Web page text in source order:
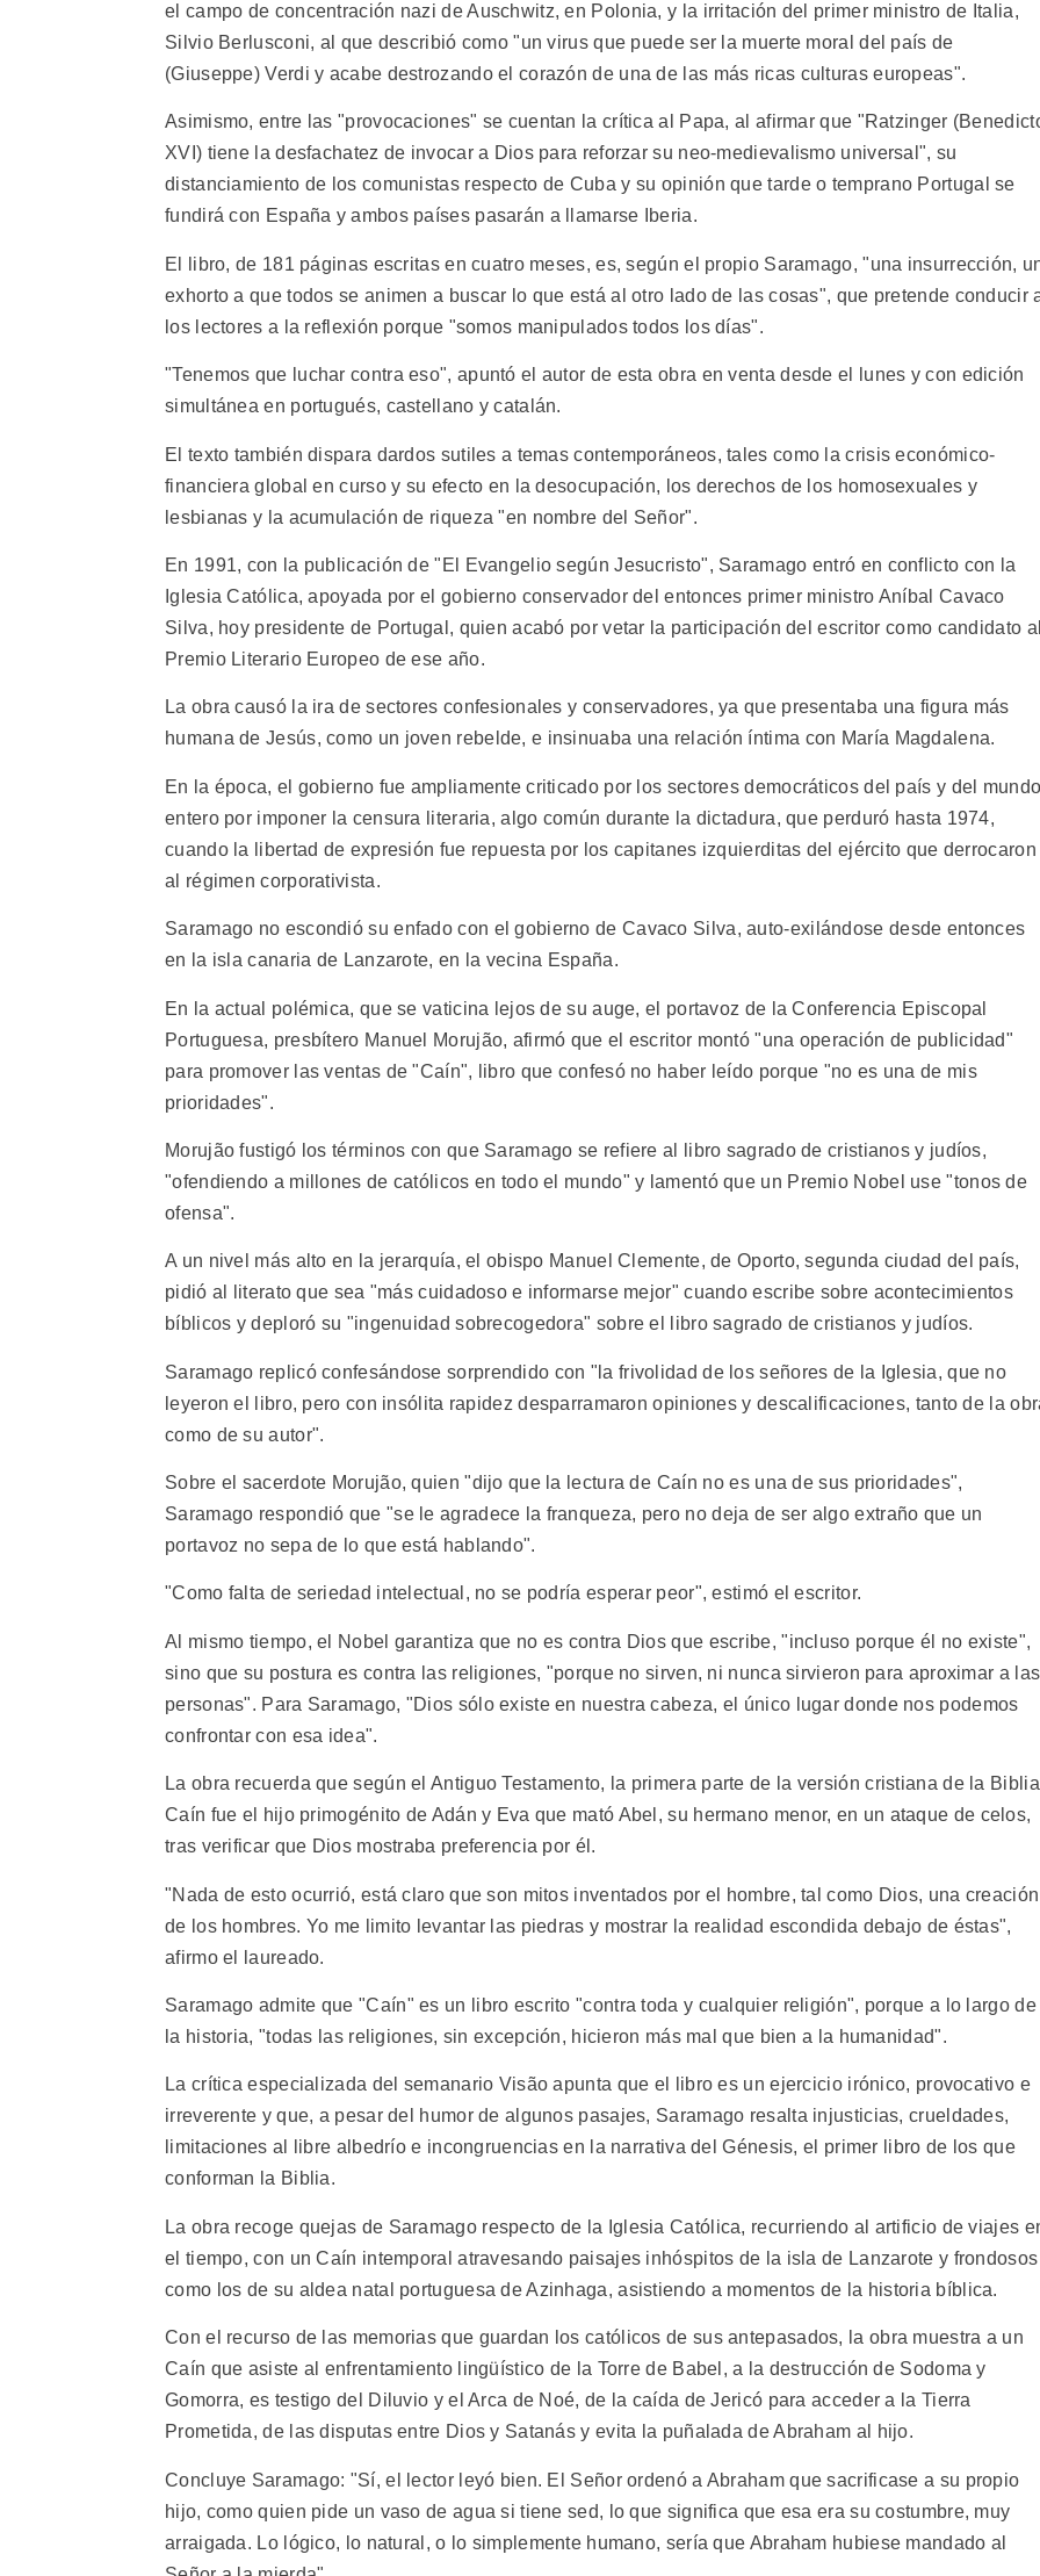
el campo de concentración nazi de Auschwitz, en Polonia, y la irritación del primer ministro de Italia,
Silvio Berlusconi, al que describió como "un virus que puede ser la muerte moral del país de
(Giuseppe) Verdi y acabe destrozando el corazón de una de las más ricas culturas europeas".
Asimismo, entre las "provocaciones" se cuentan la crítica al Papa, al afirmar que "Ratzinger
XVI) tiene la desfachatez de invocar a Dios para reforzar su neo-medievalismo universal", su
distanciamiento de los comunistas respecto de Cuba y su opinión que tarde o temprano Portugal se
fundirá con España y ambos países pasarán a llamarse Iberia.
El libro, de 181 páginas escritas en cuatro meses, es, según el propio Saramago, "una insurrección,
exhorto a que todos se animen a buscar lo que está al otro lado de las cosas", que pretende conducir
los lectores a la reflexión porque "somos manipulados todos los días".
"Tenemos que luchar contra eso", apuntó el autor de esta obra en venta desde el lunes y con edición
simultánea en portugués, castellano y catalán.
El texto también dispara dardos sutiles a temas contemporáneos, tales como la crisis económico-
financiera global en curso y su efecto en la desocupación, los derechos de los homosexuales y
lesbianas y la acumulación de riqueza "en nombre del Señor".
En 1991, con la publicación de "El Evangelio según Jesucristo", Saramago entró en conflicto con la
Iglesia Católica, apoyada por el gobierno conservador del entonces primer ministro Aníbal Cavaco
Silva, hoy presidente de Portugal, quien acabó por vetar la participación del escritor como candidato
Premio Literario Europeo de ese año.
La obra causó la ira de sectores confesionales y conservadores, ya que presentaba una figura más
humana de Jesús, como un joven rebelde, e insinuaba una relación íntima con María Magdalena.
En la época, el gobierno fue ampliamente criticado por los sectores democráticos del país y del
entero por imponer la censura literaria, algo común durante la dictadura, que perduró hasta 1974,
cuando la libertad de expresión fue repuesta por los capitanes izquierditas del ejército que derrocaron
al régimen corporativista.
Saramago no escondió su enfado con el gobierno de Cavaco Silva, auto-exilándose desde entonces
en la isla canaria de Lanzarote, en la vecina España.
En la actual polémica, que se vaticina lejos de su auge, el portavoz de la Conferencia Episcopal
Portuguesa, presbítero Manuel Morujão, afirmó que el escritor montó "una operación de publicidad"
para promover las ventas de "Caín", libro que confesó no haber leído porque "no es una de mis
prioridades".
Morujão fustigó los términos con que Saramago se refiere al libro sagrado de cristianos y judíos,
"ofendiendo a millones de católicos en todo el mundo" y lamentó que un Premio Nobel use "tonos de
ofensa".
A un nivel más alto en la jerarquía, el obispo Manuel Clemente, de Oporto, segunda ciudad del país,
pidió al literato que sea "más cuidadoso e informarse mejor" cuando escribe sobre acontecimientos
bíblicos y deploró su "ingenuidad sobrecogedora" sobre el libro sagrado de cristianos y judíos.
Saramago replicó confesándose sorprendido con "la frivolidad de los señores de la Iglesia, que no
leyeron el libro, pero con insólita rapidez desparramaron opiniones y descalificaciones, tanto de la
como de su autor".
Sobre el sacerdote Morujão, quien "dijo que la lectura de Caín no es una de sus prioridades",
Saramago respondió que "se le agradece la franqueza, pero no deja de ser algo extraño que un
portavoz no sepa de lo que está hablando".
"Como falta de seriedad intelectual, no se podría esperar peor", estimó el escritor.
Al mismo tiempo, el Nobel garantiza que no es contra Dios que escribe, "incluso porque él no existe",
sino que su postura es contra las religiones, "porque no sirven, ni nunca sirvieron para aproximar a las
personas". Para Saramago, "Dios sólo existe en nuestra cabeza, el único lugar donde nos podemos
confrontar con esa idea".
La obra recuerda que según el Antiguo Testamento, la primera parte de la versión cristiana de la
Caín fue el hijo primogénito de Adán y Eva que mató Abel, su hermano menor, en un ataque de celos,
tras verificar que Dios mostraba preferencia por él.
"Nada de esto ocurrió, está claro que son mitos inventados por el hombre, tal como Dios, una creación
de los hombres. Yo me limito levantar las piedras y mostrar la realidad escondida debajo de éstas",
afirmo el laureado.
Saramago admite que "Caín" es un libro escrito "contra toda y cualquier religión", porque a lo largo de
la historia, "todas las religiones, sin excepción, hicieron más mal que bien a la humanidad".
La crítica especializada del semanario Visão apunta que el libro es un ejercicio irónico, provocativo e
irreverente y que, a pesar del humor de algunos pasajes, Saramago resalta injusticias, crueldades,
limitaciones al libre albedrío e incongruencias en la narrativa del Génesis, el primer libro de los que
conforman la Biblia.
La obra recoge quejas de Saramago respecto de la Iglesia Católica, recurriendo al artificio de viajes
el tiempo, con un Caín intemporal atravesando paisajes inhóspitos de la isla de Lanzarote y frondosos
como los de su aldea natal portuguesa de Azinhaga, asistiendo a momentos de la historia bíblica.
Con el recurso de las memorias que guardan los católicos de sus antepasados, la obra muestra a un
Caín que asiste al enfrentamiento lingüístico de la Torre de Babel, a la destrucción de Sodoma y
Gomorra, es testigo del Diluvio y el Arca de Noé, de la caída de Jericó para acceder a la Tierra
Prometida, de las disputas entre Dios y Satanás y evita la puñalada de Abraham al hijo.
Concluye Saramago: "Sí, el lector leyó bien. El Señor ordenó a Abraham que sacrificase a su propio
hijo, como quien pide un vaso de agua si tiene sed, lo que significa que esa era su costumbre, muy
arraigada. Lo lógico, lo natural, o lo simplemente humano, sería que Abraham hubiese mandado al